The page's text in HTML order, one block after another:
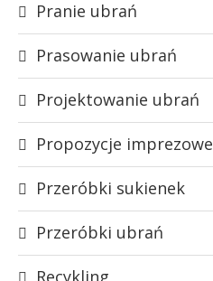
Pranie ubrań
Prasowanie ubrań
Projektowanie ubrań
Propozycje imprezowe
Przeróbki sukienek
Przeróbki ubrań
Recykling